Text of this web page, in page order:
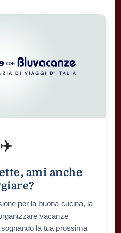
✈️
ami anche
per la buona cucina, la
vacanze
la tua prossima